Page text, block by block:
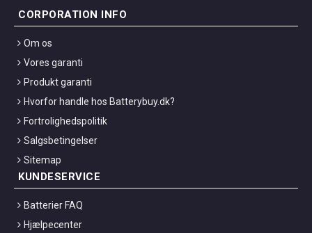
CORPORATION INFO
Om os
Vores garanti
Produkt garanti
Hvorfor handle hos Batterybuy.dk?
Fortrolighedspolitik
Salgsbetingelser
Sitemap
KUNDESERVICE
Batterier FAQ
Hjælpecenter